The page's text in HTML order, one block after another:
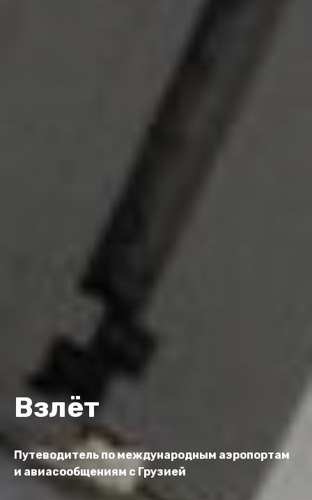
Взлёт
Путеводитель по международным аэропортам
и авиасообщениям с Грузией